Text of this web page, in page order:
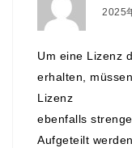
2025
Um eine Lizenz
erhalten,
Lizenz
ebenfalls
Aufgeteilt